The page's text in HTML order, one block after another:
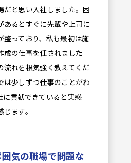
だと思い入社しました。困
あるとすぐに先輩や上司に
整っており、私も最初は施
成の仕事を任されました
流れを根気強く教えてくだ
は少しずつ仕事のことがわ
に貢献できていると実感
ます。
気の職場で問題な